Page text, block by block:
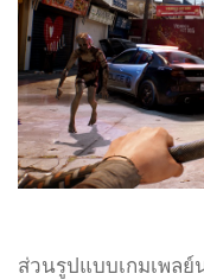
ส่วนรูปแบบเกมเพลย์